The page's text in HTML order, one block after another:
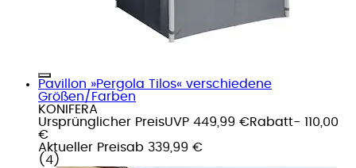
Pavillon »Pergola Tilos« verschiedene
Größen/Farben
KONIFERA
Ursprünglicher PreisUVP 449,99 €Rabatt- 110,00
€
Aktueller Preisab 339,99 €
( 4 )